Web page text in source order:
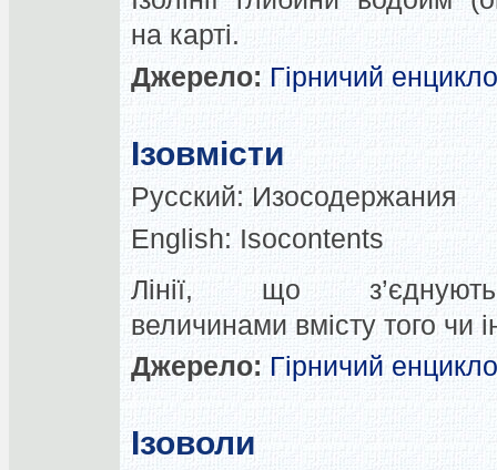
на карті.
Джерело: Гірничий
Ізовмісти
Русский: Изосодержания
English: Isocontents
Лінії, що
величинами вмісту того чи
Джерело: Гірничий
Ізоволи